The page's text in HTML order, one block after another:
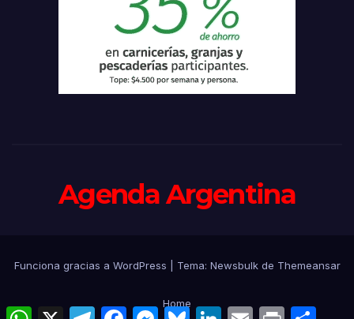
Agenda Argentina
Funciona gracias a WordPress Tema: Newsbulkde Themeansar
Home
W
X
T
F
M
B
L
E
P